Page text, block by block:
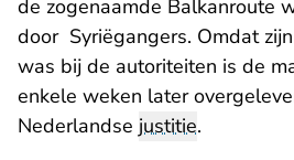
de zogenaamde Balkanroute
door Syriëgangers. Omdat
was bij de autoriteiten is de
enkele weken later
Nederlandse justitie.